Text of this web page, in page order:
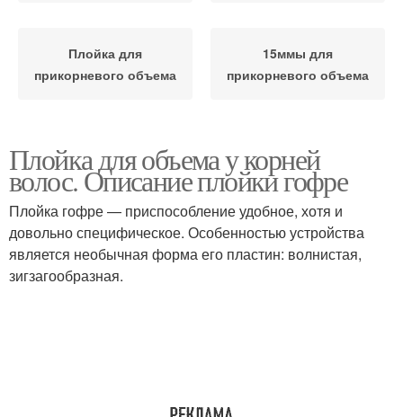
Плойка для
прикорневого объема
15ммы для
прикорневого объема
Плойка для объема у корней
волос. Описание плойки гофре
Плойка гофре — приспособление удобное, хотя и
довольно специфическое. Особенностью устройства
является необычная форма его пластин: волнистая,
зигзагообразная.